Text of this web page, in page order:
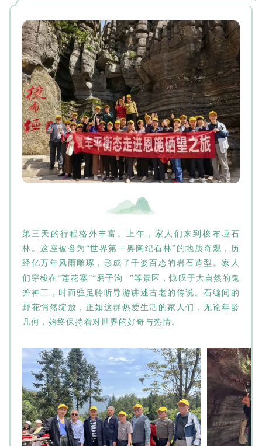
第三天的行程格外丰富。上午，家人们来到梭布垭石
林。这座被誉为“世界第一奥陶纪石林”的地质奇观，历
经亿万年风雨雕琢，形成了千姿百态的岩石造型。家人
们穿梭在“莲花寨”“磨子沟
”等景区，惊叹于大自然的鬼
斧神工，时而驻足聆听导游讲述古老的传说。石缝间的
野花悄然绽放，正如这群热爱生活的家人们，无论年龄
几何，始终保持着对世界的好奇与热情。